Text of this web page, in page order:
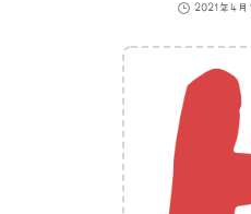
2021年4月